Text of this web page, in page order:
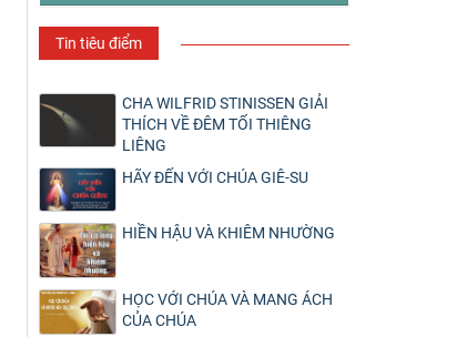
Tin tiêu điểm
CHA WILFRID STINISSEN GIẢI
THÍCH VỀ ĐÊM TỐI THIÊNG
LIÊNG
HÃY ĐẾN VỚI CHÚA GIÊ-SU
HIỀN HẬU VÀ KHIÊM NHƯỜNG
HỌC VỚI CHÚA VÀ MANG ÁCH
CỦA CHÚA